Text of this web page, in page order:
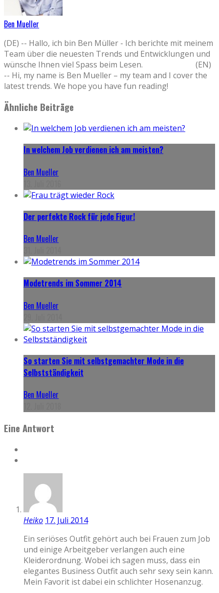
Ben Mueller
(DE) -- Hallo, ich bin Ben Müller - Ich berichte mit meinem
Team über die neuesten Trends und Entwicklungen und
wünsche Ihnen viel Spass beim Lesen. (EN)
-- Hi, my name is Ben Mueller – my team and I cover the
latest trends. We hope you have fun reading!
Ähnliche Beiträge
In welchem Job verdienen ich am meisten?
Ben Mueller
Der perfekte Rock für jede Figur!
Ben Mueller
Modetrends im Sommer 2014
Ben Mueller
So starten Sie mit selbstgemachter Mode in die
Selbstständigkeit
Ben Mueller
Eine Antwort
Heiko 17. Juli 2014
Ein seriöses Outfit gehört auch bei Frauen zum Job
und einige Arbeitgeber verlangen auch eine
Kleiderordnung. Wobei ich sagen muss, dass ein
elegantes Business Outfit auch sehr sexy sein kann.
Mein Favorit ist dabei ein schlichter Hosenanzug.